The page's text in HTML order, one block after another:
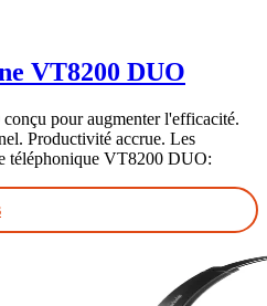
VT8200 DUO
pour augmenter l'efficacité.
Productivité accrue. Les
téléphonique VT8200 DUO: